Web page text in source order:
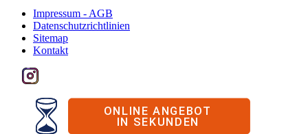
Impressum - AGB
Datenschutzrichtlinien
Sitemap
Kontakt